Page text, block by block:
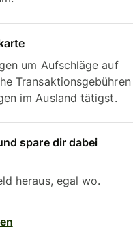
um Aufschläge auf
Transaktionsgebühren
im Ausland tätigst.
spare dir dabei
heraus, egal wo.